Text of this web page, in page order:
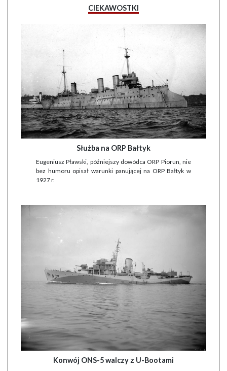
CIEKAWOSTKI
Służba na ORP Bałtyk
Eugeniusz Pławski, późniejszy dowódca ORP Piorun, nie
bez humoru opisał warunki panującej na ORP Bałtyk w
1927 r.
Konwój ONS-5 walczy z U-Bootami